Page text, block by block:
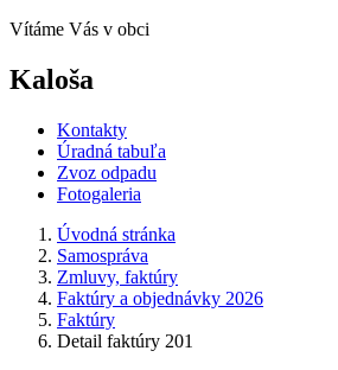
Vítáme Vás v obci
Kaloša
Kontakty
Úradná tabuľa
Zvoz odpadu
Fotogaleria
Úvodná stránka
Samospráva
Zmluvy, faktúry
Faktúry a objednávky 2026
Faktúry
Detail faktúry 201